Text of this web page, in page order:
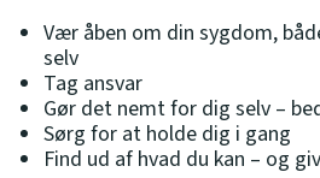
Vær åben om din sygdom,
selv
Tag ansvar
Gør det nemt for dig selv –
Sørg for at holde dig i gang
Find ud af hvad du kan – og